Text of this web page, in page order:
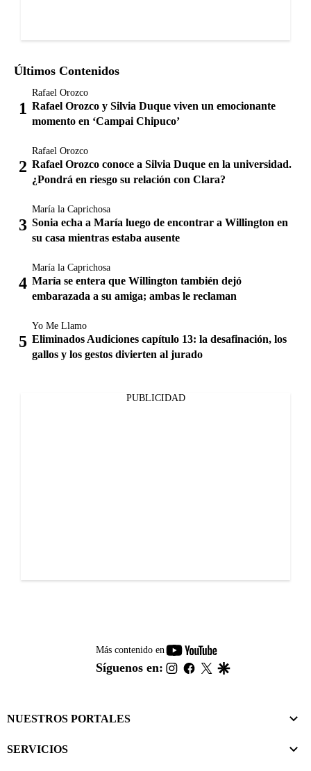
Últimos Contenidos
Rafael Orozco
Rafael Orozco y Silvia Duque viven un emocionante
momento en ‘Campai Chipuco’
Rafael Orozco
Rafael Orozco conoce a Silvia Duque en la universidad.
¿Pondrá en riesgo su relación con Clara?
María la Caprichosa
Sonia echa a María luego de encontrar a Willington en
su casa mientras estaba ausente
María la Caprichosa
María se entera que Willington también dejó
embarazada a su amiga; ambas le reclaman
Yo Me Llamo
Eliminados Audiciones capítulo 13: la desafinación, los
gallos y los gestos divierten al jurado
PUBLICIDAD
Más contenido en
youtube-
footer
Síguenos en: instagram
facebook
twitter
NUESTROS PORTALES
SERVICIOS